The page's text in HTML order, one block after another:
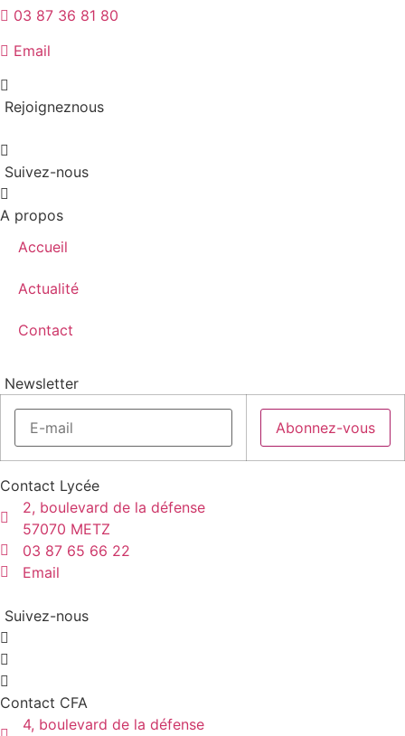
03 87 36 81 80
Email
Rejoigneznous
Suivez-nous
A propos
Accueil
Actualité
Contact
Newsletter
Abonnez-vous
Contact Lycée
2, boulevard de la défense
57070 METZ
03 87 65 66 22
Email
Suivez-nous
Contact CFA
4, boulevard de la défense